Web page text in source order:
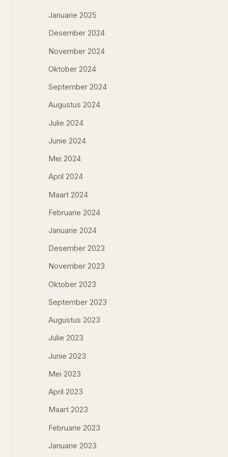
Januarie 2025
Desember 2024
November 2024
Oktober 2024
September 2024
Augustus 2024
Julie 2024
Junie 2024
Mei 2024
April 2024
Maart 2024
Februarie 2024
Januarie 2024
Desember 2023
November 2023
Oktober 2023
September 2023
Augustus 2023
Julie 2023
Junie 2023
Mei 2023
April 2023
Maart 2023
Februarie 2023
Januarie 2023